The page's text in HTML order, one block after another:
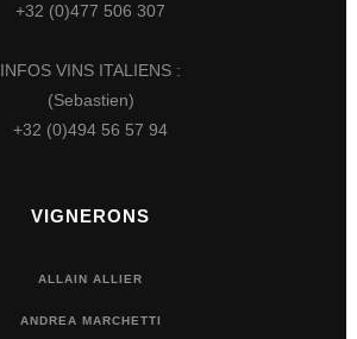
+32 (0)477 506 307
INFOS VINS ITALIENS :
(Sebastien)
+32 (0)494 56 57 94
VIGNERONS
ALLAIN ALLIER
ANDREA MARCHETTI